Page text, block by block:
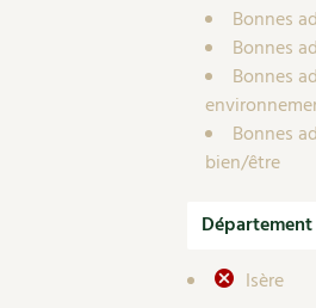
Petit élevage
Bonnes
Bonnes
Bonnes
Bonnes
bien/être
Département
Isère